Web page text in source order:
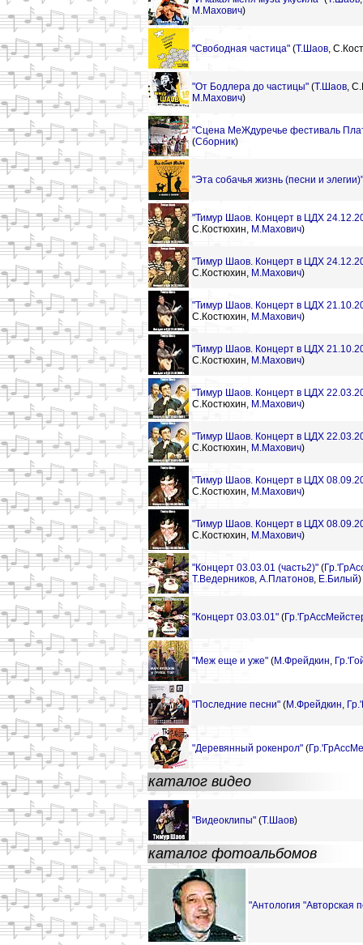
М.Махович)
"Свободная частица" (Т.Шаов,
"От Бодлера до частицы" (Т.Шаов,
М.Махович)
"Сцена МеЖдуречье фестиваль
(Сборник)
"Эта собачья жизнь (песни и элегии)"
"Тимур Шаов. Концерт в ЦДХ
С.Костюхин, М.Махович)
"Тимур Шаов. Концерт в ЦДХ
С.Костюхин, М.Махович)
"Тимур Шаов. Концерт в ЦДХ
С.Костюхин, М.Махович)
"Тимур Шаов. Концерт в ЦДХ
С.Костюхин, М.Махович)
"Тимур Шаов. Концерт в ЦДХ
С.Костюхин, М.Махович)
"Тимур Шаов. Концерт в ЦДХ
С.Костюхин, М.Махович)
"Тимур Шаов. Концерт в ЦДХ
С.Костюхин, М.Махович)
"Тимур Шаов. Концерт в ЦДХ
С.Костюхин, М.Махович)
"Концерт 03.03.01 (часть2)" (
Т.Ведерников, А.Платонов, Е.Билый)
"Концерт 03.03.01" (
"Меж еще и уже" (М.Фрейдкин,
"Последние песни" (М.Фрейдкин,
"Деревянный рокенрол" (
каталог видео
"Видеоклипы" (Т.Шаов)
каталог фотоальбомов
"Антология "Aвторская